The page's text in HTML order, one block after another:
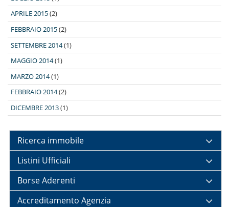
APRILE 2015(2)
FEBBRAIO 2015(2)
SETTEMBRE 2014(1)
MAGGIO 2014(1)
MARZO 2014(1)
FEBBRAIO 2014(2)
DICEMBRE 2013(1)
Ricerca immobile
Listini Ufficiali
Borse Aderenti
Accreditamento Agenzia